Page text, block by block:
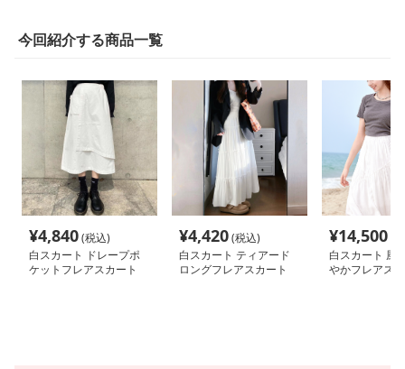
今回紹介する商品一覧
¥4,840(税込)
白スカート ドレープポ
ケットフレアスカート
¥4,420(税込)
白スカート ティアード
ロングフレアスカート
¥14,500
白スカート 風
やかフレアス